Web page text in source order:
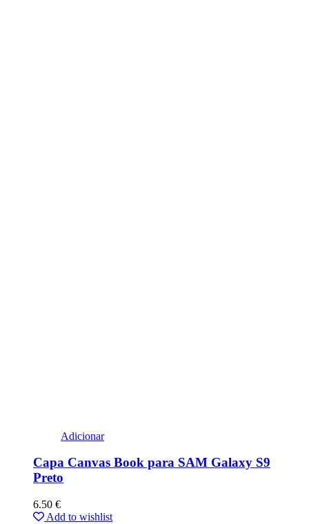
Adicionar
Capa Canvas Book para SAM Galaxy S9
Preto
6.50 €
Add to wishlist